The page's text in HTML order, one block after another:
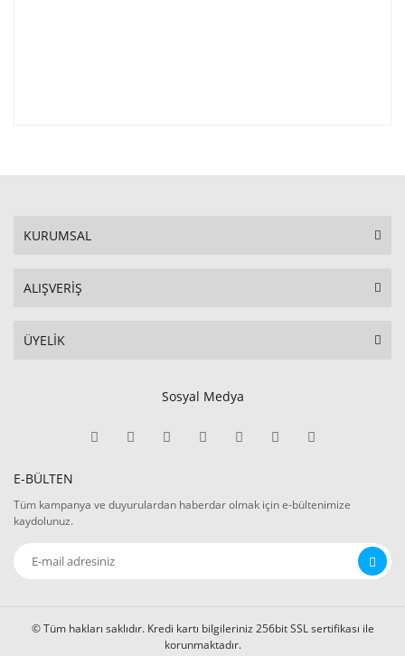
KURUMSAL
ALIŞVERİŞ
ÜYELİK
Sosyal Medya
E-BÜLTEN
Tüm kampanya ve duyurulardan haberdar olmak için e-bültenimize
kaydolunuz.
© Tüm hakları saklıdır. Kredi kartı bilgileriniz 256bit SSL sertifikası ile
korunmaktadır.